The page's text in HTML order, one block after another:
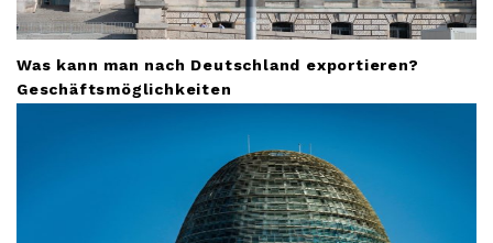
Was kann man nach Deutschland exportieren?
Geschäftsmöglichkeiten